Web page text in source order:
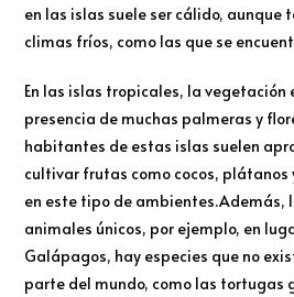
en las islas suele ser cálido, aunque
climas fríos, como las que se
En las islas tropicales, la vegetación
presencia de muchas palmeras y
habitantes de estas islas suelen
cultivar frutas como cocos, plátanos
en este tipo de ambientes.Además,
animales únicos, por ejemplo, en
Galápagos, hay especies que no
parte del mundo, como las tortugas